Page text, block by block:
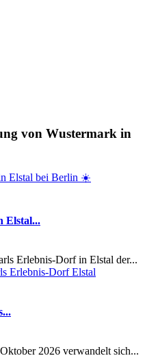
von Wustermark in
Elstal...
Erlebnis-Dorf in Elstal der...
2026 verwandelt sich...